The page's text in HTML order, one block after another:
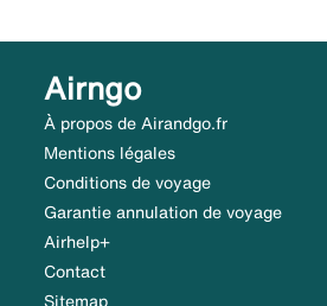
Airngo
À propos de Airandgo.fr
Mentions légales
Conditions de voyage
Garantie annulation de voyage
Airhelp+
Contact
Sitemap